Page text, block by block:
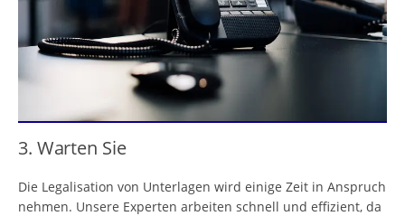
3. Warten Sie
Die Legalisation von Unterlagen wird einige Zeit in Anspruch
nehmen. Unsere Experten arbeiten schnell und effizient, da